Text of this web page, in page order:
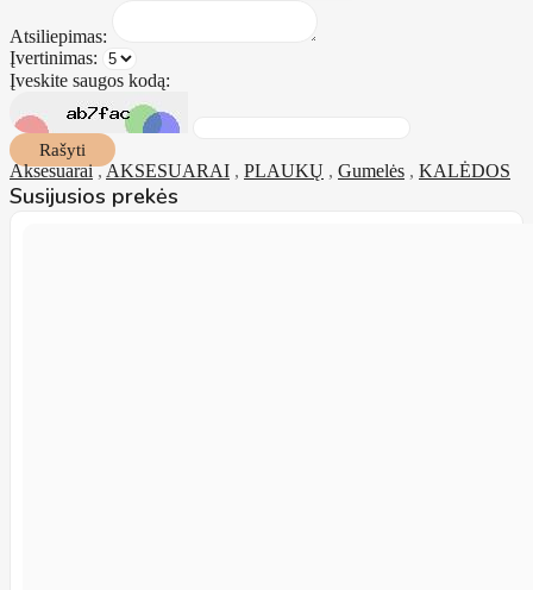
Atsiliepimas:
Įvertinimas:
Įveskite saugos kodą:
Rašyti
Aksesuarai,AKSESUARAI , PLAUKŲ , Gumelės , KALĖDOS
Susijusios prekės